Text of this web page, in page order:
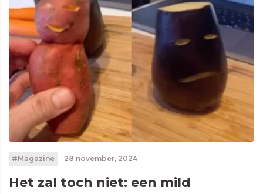
#Magazine 28 november, 2024
Het zal toch niet: een mild